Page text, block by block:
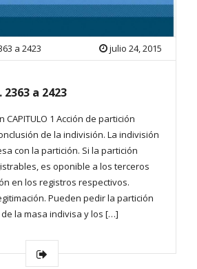
a 2423 julio 24, 2015
a 2423
CAPITULO 1 Acción de partición
de la indivisión. La indivisión
con la partición. Si la partición
es oponible a los terceros
en los registros respectivos.
Pueden pedir la partición
la masa indivisa y los […]